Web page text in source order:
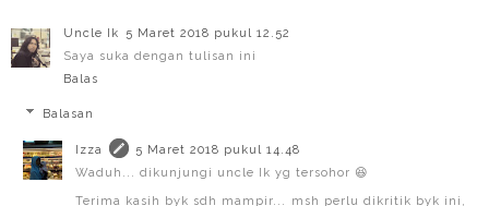
Uncle Ik
5 Maret 2018 pukul 12.52
Saya suka dengan tulisan ini
Balas
Balasan
Izza
5 Maret 2018 pukul 14.48
Waduh... dikunjungi uncle Ik yg tersohor 😆
Terima kasih byk sdh mampir... msh perlu dikritik byk ini,